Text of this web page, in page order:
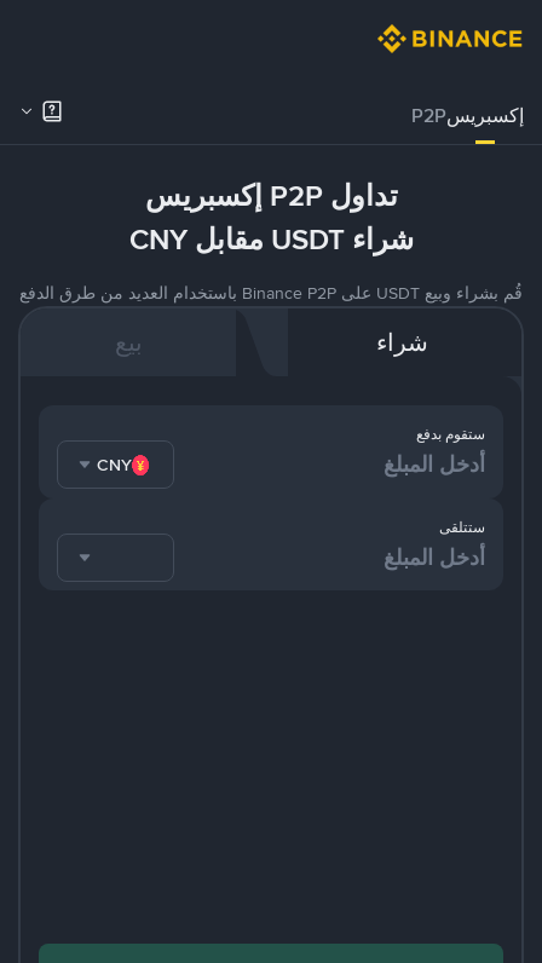
إكسبريسP2P
تداول P2P إكسبريس
شراء USDT مقابل CNY
قُم بشراء وبيع USDT على Binance P2P باستخدام العديد من طرق الدفع
شراء بيع
ستقوم بدفع
CNY
ستتلقى